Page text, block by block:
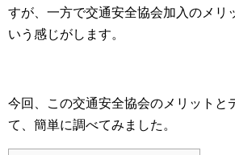
すが、一方で交通安全協会加入のメリ
いう感じがします。
今回、この交通安全協会のメリットと
て、簡単に調べてみました。